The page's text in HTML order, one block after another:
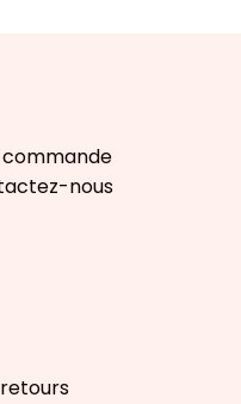
commande
nous